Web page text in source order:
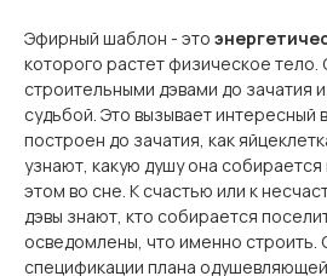
Эфирный шаблон - это
которого растет физическое тело.
строительными дэвами до зачатия
судьбой. Это вызывает интересный
построен до зачатия, как
узнают, какую душу она
этом во сне. К счастью или к
дэвы знают, кто собирается
осведомлены, что именно строить.
спецификации плана